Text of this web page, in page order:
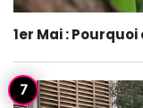
1er Mai :